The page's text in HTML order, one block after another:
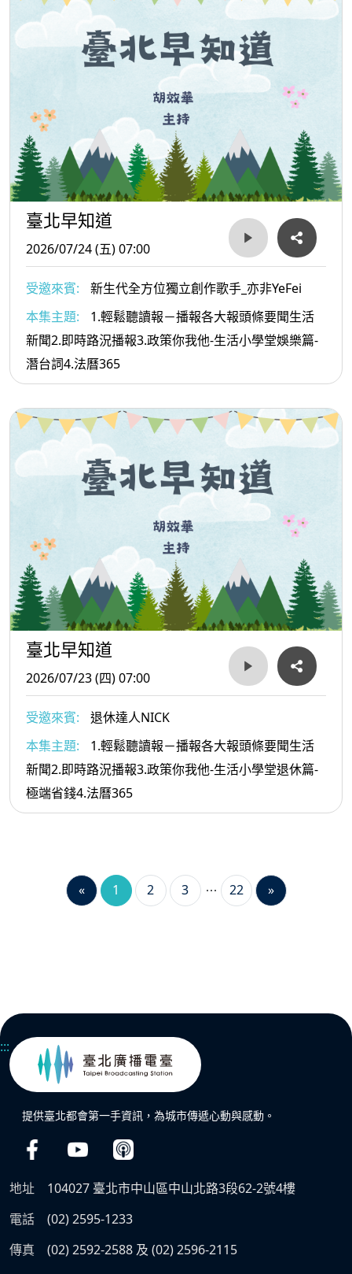
臺北早知道
2026/07/24 (五) 07:00
受邀來賓:
新生代全方位獨立創作歌手_亦非YeFei
本集主題:
1.輕鬆聽讀報－播報各大報頭條要聞生活
新聞2.即時路況播報3.政策你我他-生活小學堂娛樂篇-
潛台詞4.法曆365
臺北早知道
2026/07/23 (四) 07:00
受邀來賓:
退休達人NICK
本集主題:
1.輕鬆聽讀報－播報各大報頭條要聞生活
新聞2.即時路況播報3.政策你我他-生活小學堂退休篇-
極端省錢4.法曆365
« 1 2 3 22 »
:::
提供臺北都會第一手資訊，為城市傳遞心動與感動。
地址
104027 臺北市中山區中山北路3段62-2號4樓
電話
(02) 2595-1233
傳真
(02) 2592-2588 及 (02) 2596-2115